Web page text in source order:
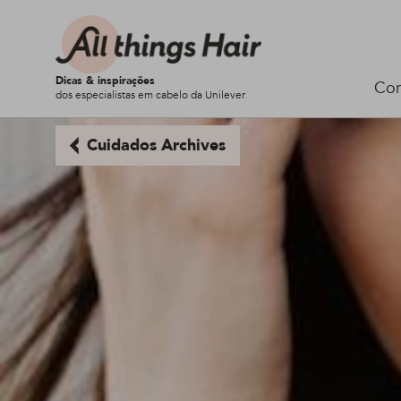
Dicas & inspirações
dos especialistas em cabelo da Unilever
Cuidados Archives